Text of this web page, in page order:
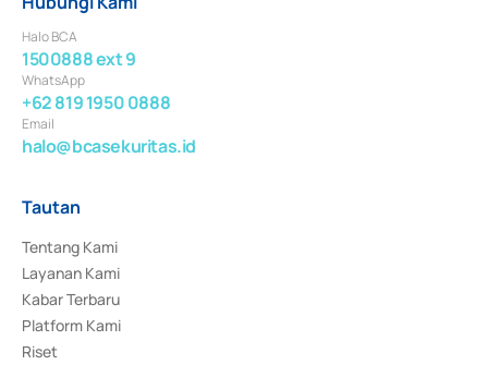
Halo BCA
1500888 ext 9
WhatsApp
+62 819 1950 0888
Email
halo@bcasekuritas.id
Tautan
Tentang Kami
Layanan Kami
Kabar Terbaru
Platform Kami
Riset